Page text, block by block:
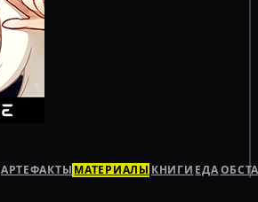
АРТЕФАКТЫ МАТЕРИАЛЫ КНИГИ ЕДА